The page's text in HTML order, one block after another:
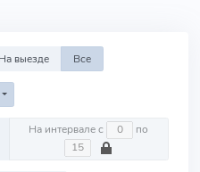
На выезде Все
На интервале с по